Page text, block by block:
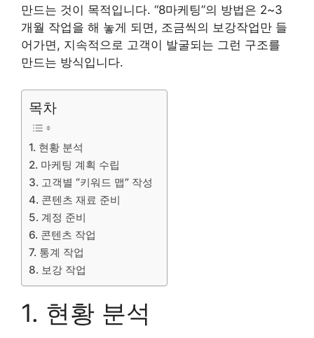
만드는 것이 목적입니다. “8마케팅”의 방법은 2~3
개월 작업을 해 놓게 되면, 조금씩의 보강작업만 들
어가면, 지속적으로 고객이 발굴되는 그런 구조를
만드는 방식입니다.
목차
1. 현황 분석
2. 마케팅 계획 수립
3. 고객별 “키워드 맵” 작성
4. 콘텐츠 재료 준비
5. 계정 준비
6. 콘텐츠 작업
7. 통계 작업
8. 보강 작업
1. 현황 분석